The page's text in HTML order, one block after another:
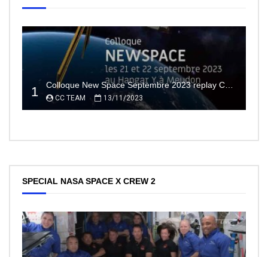
1 Colloque New Space Septembre 2023 replay Conférences
CC TEAM 13/11/2023
SPECIAL NASA SPACE X CREW 2